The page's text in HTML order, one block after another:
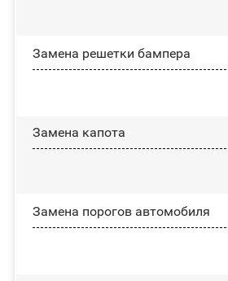
Замена решетки бампера
Замена капота
Замена порогов автомобиля